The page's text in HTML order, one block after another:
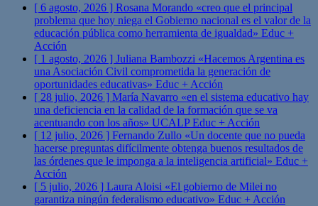
[ 6 agosto, 2026 ] Rosana Morando «creo que el principal
problema que hoy niega el Gobierno nacional es el valor de la
educación pública como herramienta de igualdad» Educ +
Acción
[ 1 agosto, 2026 ] Juliana Bambozzi «Hacemos Argentina es
una Asociación Civil comprometida la generación de
oportunidades educativas» Educ + Acción
[ 28 julio, 2026 ] María Navarro «en el sistema educativo hay
una deficiencia en la calidad de la formación que se va
acentuando con los años» UCALPEduc + Acción
[ 12 julio, 2026 ] Fernando Zullo «Un docente que no pueda
hacerse preguntas difícilmente obtenga buenos resultados de
las órdenes que le imponga a la inteligencia artificial» Educ +
Acción
[ 5 julio, 2026 ] Laura Aloisi «El gobierno de Milei no
garantiza ningún federalismo educativo» Educ + Acción